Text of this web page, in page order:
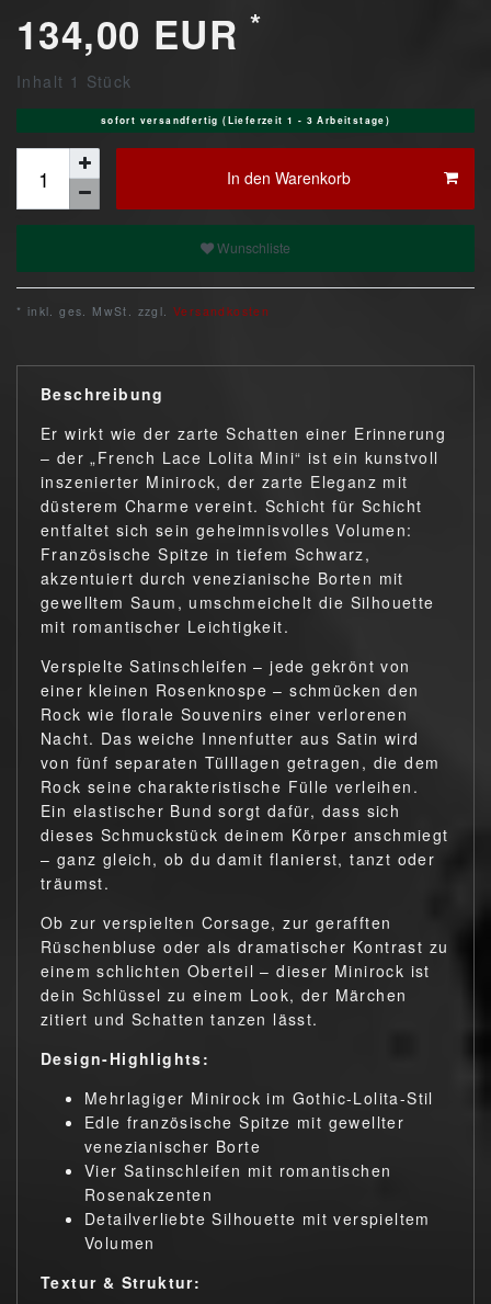
134,00 EUR*
Inhalt 1 Stück
sofort versandfertig (Lieferzeit 1 - 3 Arbeitstage)
In den Warenkorb
Wunschliste
* inkl. ges. MwSt. zzgl. Versandkosten
Beschreibung
Er wirkt wie der zarte Schatten einer Erinnerung
– der „French Lace Lolita Mini“ ist ein kunstvoll
inszenierter Minirock, der zarte Eleganz mit
düsterem Charme vereint. Schicht für Schicht
entfaltet sich sein geheimnisvolles Volumen:
Französische Spitze in tiefem Schwarz,
akzentuiert durch venezianische Borten mit
gewelltem Saum, umschmeichelt die Silhouette
mit romantischer Leichtigkeit.
Verspielte Satinschleifen – jede gekrönt von
einer kleinen Rosenknospe – schmücken den
Rock wie florale Souvenirs einer verlorenen
Nacht. Das weiche Innenfutter aus Satin wird
von fünf separaten Tülllagen getragen, die dem
Rock seine charakteristische Fülle verleihen.
Ein elastischer Bund sorgt dafür, dass sich
dieses Schmuckstück deinem Körper anschmiegt
– ganz gleich, ob du damit flanierst, tanzt oder
träumst.
Ob zur verspielten Corsage, zur gerafften
Rüschenbluse oder als dramatischer Kontrast zu
einem schlichten Oberteil – dieser Minirock ist
dein Schlüssel zu einem Look, der Märchen
zitiert und Schatten tanzen lässt.
Design-Highlights:
Mehrlagiger Minirock im Gothic-Lolita-Stil
Edle französische Spitze mit gewellter
venezianischer Borte
Vier Satinschleifen mit romantischen
Rosenakzenten
Detailverliebte Silhouette mit verspieltem
Volumen
Textur & Struktur: